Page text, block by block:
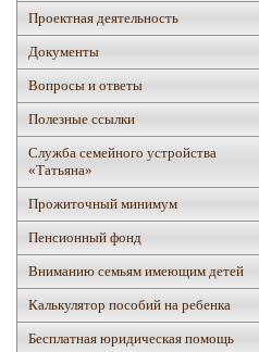
Проектная деятельность
Документы
Вопросы и ответы
Полезные ссылки
Служба семейного устройства
«Татьяна»
Прожиточный минимум
Пенсионный фонд
Вниманию семьям имеющим детей
Калькулятор пособий на ребенка
Бесплатная юридическая помощь